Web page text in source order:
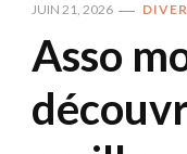
JUIN 21, 2026
Asso